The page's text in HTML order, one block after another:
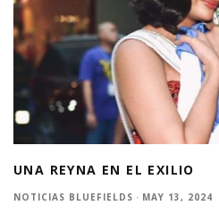
UNA REYNA EN EL EXILIO
NOTICIAS BLUEFIELDS · MAY 13, 2024